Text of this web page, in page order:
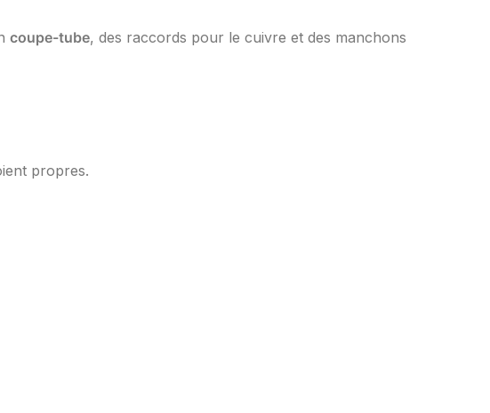
coupe-tube, des raccords pour le cuivre et des manchons
propres.